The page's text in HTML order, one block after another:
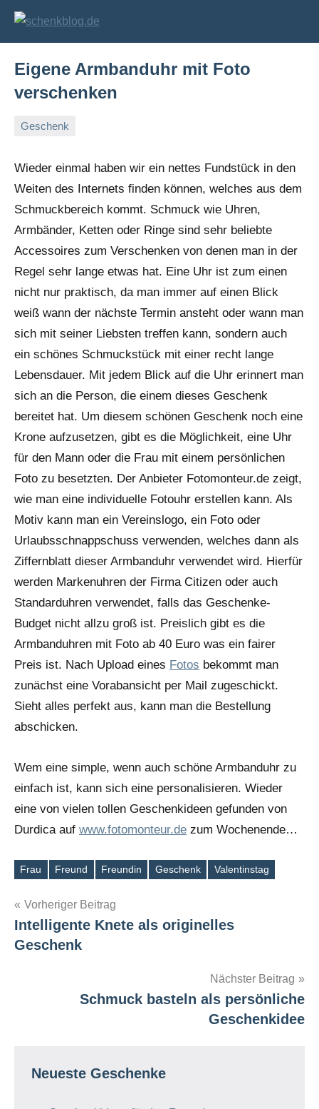
Zum
Inhalt
und
Geschenkideen
Eigene Armbanduhr mit Foto
verschenken
Geschenk
2010
Wieder einmal haben wir ein nettes Fundstück in den
Weiten des Internets finden können, welches aus dem
Schmuckbereich kommt. Schmuck wie Uhren,
Armbänder, Ketten oder Ringe sind sehr beliebte
Accessoires zum Verschenken von denen man in der
Regel sehr lange etwas hat. Eine Uhr ist zum einen
nicht nur praktisch, da man immer auf einen Blick
weiß wann der nächste Termin ansteht oder wann man
sich mit seiner Liebsten treffen kann, sondern auch
ein schönes Schmuckstück mit einer recht lange
Lebensdauer. Mit jedem Blick auf die Uhr erinnert man
sich an die Person, die einem dieses Geschenk
bereitet hat. Um diesem schönen Geschenk noch eine
Krone aufzusetzen, gibt es die Möglichkeit, eine Uhr
für den Mann oder die Frau mit einem persönlichen
Foto zu besetzten. Der Anbieter Fotomonteur.de zeigt,
wie man eine individuelle Fotouhr erstellen kann. Als
Motiv kann man ein Vereinslogo, ein Foto oder
Urlaubsschnappschuss verwenden, welches dann als
Ziffernblatt dieser Armbanduhr verwendet wird. Hierfür
werden Markenuhren der Firma Citizen oder auch
Standarduhren verwendet, falls das Geschenke-
Budget nicht allzu groß ist. Preislich gibt es die
Armbanduhren mit Foto ab 40 Euro was ein fairer
Preis ist. Nach Upload eines Fotos bekommt man
zunächst eine Vorabansicht per Mail zugeschickt.
Sieht alles perfekt aus, kann man die Bestellung
abschicken.
Wem eine simple, wenn auch schöne Armbanduhr zu
einfach ist, kann sich eine personalisieren. Wieder
eine von vielen tollen Geschenkideen gefunden von
Durdica auf www.fotomonteur.de zum Wochenende…
Schlagwörter
Frau Freund Freundin Geschenk Valentinstag
Beitragsnavigation
Vorheriger Beitrag
Intelligente Knete als originelles
Geschenk
Nächster Beitrag
Schmuck basteln als persönliche
Geschenkidee
Neueste Geschenke